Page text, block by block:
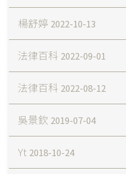
楊舒婷 2022-10-13
法律百科 2022-09-01
法律百科 2022-08-12
吳景欽 2019-07-04
Yt 2018-10-24